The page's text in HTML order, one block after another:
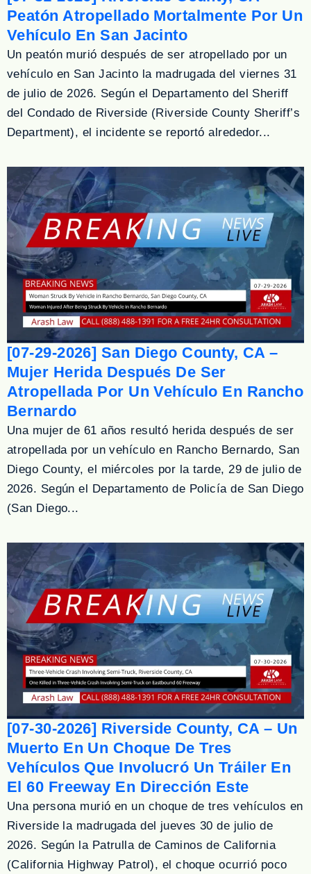
Peatón Atropellado Mortalmente Por Un
Vehículo En San Jacinto
Un peatón murió después de ser atropellado por un
vehículo en San Jacinto la madrugada del viernes 31
de julio de 2026. Según el Departamento del Sheriff
del Condado de Riverside (Riverside County Sheriff’s
Department), el incidente se reportó alrededor...
[07-29-2026] San Diego County, CA –
Mujer Herida Después De Ser
Atropellada Por Un Vehículo En Rancho
Bernardo
Una mujer de 61 años resultó herida después de ser
atropellada por un vehículo en Rancho Bernardo, San
Diego County, el miércoles por la tarde, 29 de julio de
2026. Según el Departamento de Policía de San Diego
(San Diego...
[07-30-2026] Riverside County, CA – Un
Muerto En Un Choque De Tres
Vehículos Que Involucró Un Tráiler En
El 60 Freeway En Dirección Este
Una persona murió en un choque de tres vehículos en
Riverside la madrugada del jueves 30 de julio de
2026. Según la Patrulla de Caminos de California
(California Highway Patrol), el choque ocurrió poco